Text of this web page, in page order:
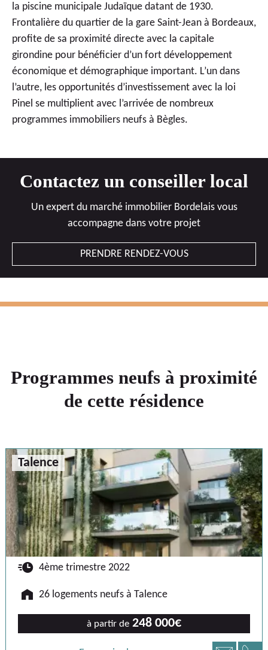
la piscine municipale Judaïque datant de 1930.
Frontalière du quartier de la gare Saint-Jean à Bordeaux,
profite de sa proximité directe avec la capitale
girondine pour bénéficier d’un fort développement
économique et démographique important. L’un dans
l’autre, les opportunités d’investissement avec la loi
Pinel se multiplient avec l’arrivée de nombreux
programmes immobiliers neufs à Bègles.
Contactez un conseiller local
Un expert du marché immobilier Bordelais vous
accompagne dans votre projet
PRENDRE RENDEZ-VOUS
Programmes neufs à proximité
de cette résidence
Talence
🕐 4ème trimestre 2022
🏠 26 logements neufs à Talence
à partir de 248 000€